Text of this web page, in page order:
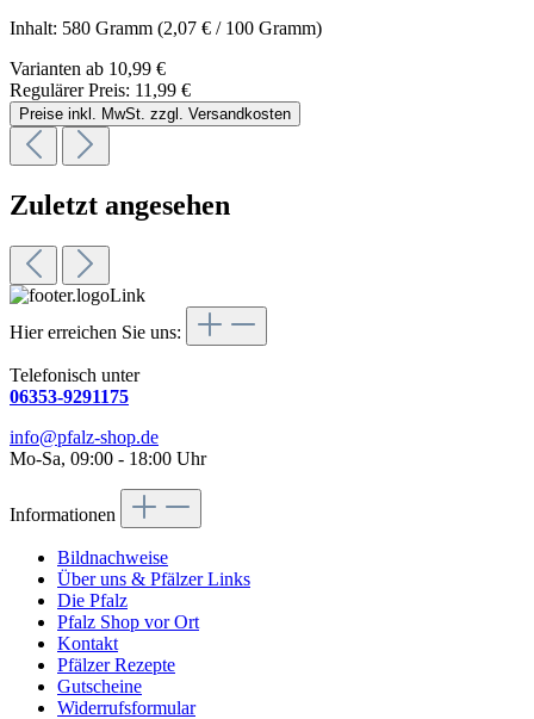
Inhalt: 580 Gramm (2,07 € / 100 Gramm)
Varianten ab 10,99 €
Regulärer Preis: 11,99 €
Preise inkl. MwSt. zzgl. Versandkosten
Zuletzt angesehen
Hier erreichen Sie uns:
Telefonisch unter
06353-9291175
info@pfalz-shop.de
Mo-Sa, 09:00 - 18:00 Uhr
Informationen
Bildnachweise
Über uns & Pfälzer Links
Die Pfalz
Pfalz Shop vor Ort
Kontakt
Pfälzer Rezepte
Gutscheine
Widerrufsformular